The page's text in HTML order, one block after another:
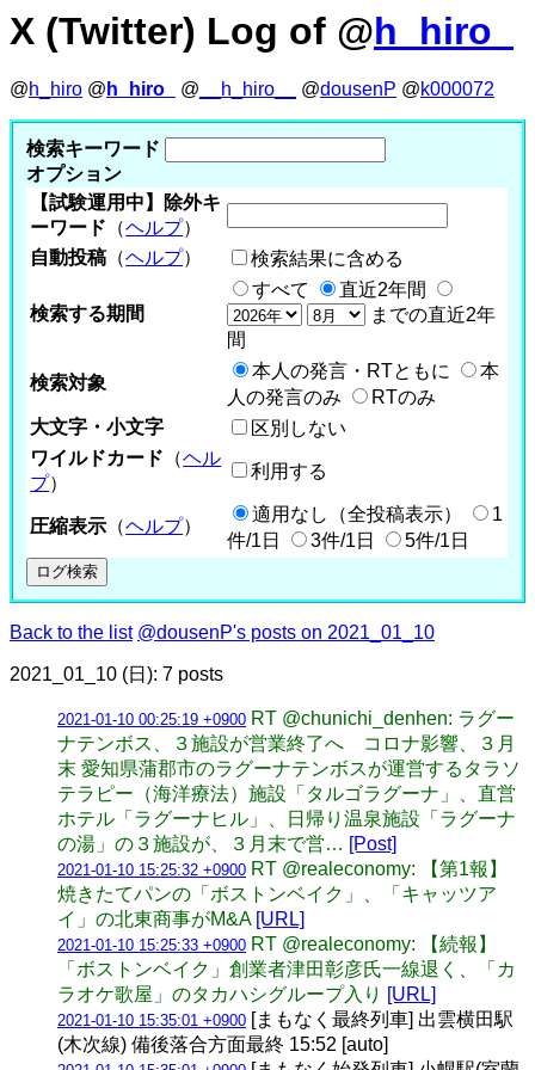
X (Twitter) Log of @h_hiro_
@h_hiro @ h_hiro_ @ __h_hiro__ @dousenP @k000072
検索キーワード
オプション
【試験運用中】除外キ
ーワード （ヘルプ）
自動投稿 （ヘルプ） 検索結果に含める
検索する期間
すべて
直近2年間
までの直近2年
間
検索対象
本人の発言・RTともに
本
人の発言のみ
RTのみ
大文字・小文字
区別しない
ワイルドカード （ヘル
プ）
利用する
圧縮表示 （ヘルプ）
適用なし（全投稿表示）
1
件/1日
3件/1日 5件/1日
Back to the list @dousenP's posts on 2021_01_10
2021_01_10 (日): 7 posts
2021-01-10 00:25:19 +0900 RT @chunichi_denhen: ラグー
ナテンボス、３施設が営業終了へ コロナ影響、３月
末 愛知県蒲郡市のラグーナテンボスが運営するタラソ
テラピー（海洋療法）施設「タルゴラグーナ」、直営
ホテル「ラグーナヒル」、日帰り温泉施設「ラグーナ
の湯」の３施設が、３月末で営… [Post]
2021-01-10 15:25:32 +0900 RT @realeconomy: 【第1報】
焼きたてパンの「ボストンベイク」、「キャッツア
イ」の北東商事がM&A [URL]
2021-01-10 15:25:33 +0900 RT @realeconomy: 【続報】
「ボストンベイク」創業者津田彰彦氏一線退く、「カ
ラオケ歌屋」のタカハシグループ入り [URL]
2021-01-10 15:35:01 +0900 [まもなく最終列車] 出雲横田駅
(木次線) 備後落合方面最終 15:52 [auto]